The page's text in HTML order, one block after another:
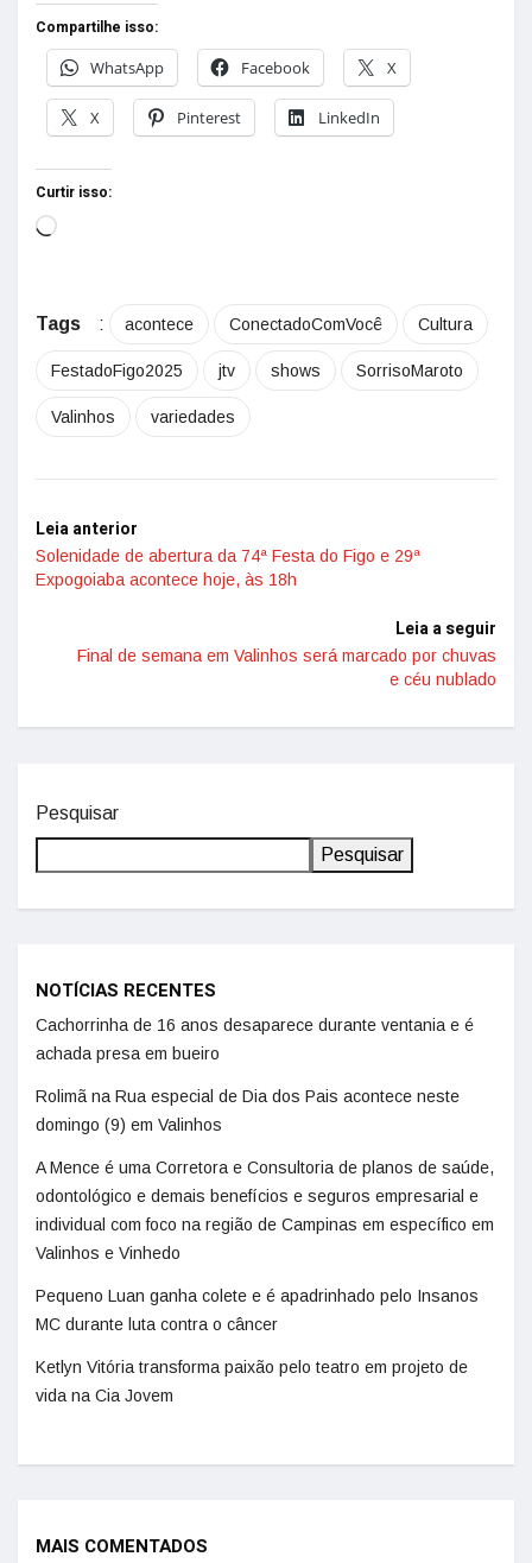
Compartilhe isso:
WhatsApp
Facebook X
X Pinterest LinkedIn
Curtir isso:
Tags : acontece ConectadoComVocê Cultura
FestadoFigo2025 jtv shows SorrisoMaroto
Valinhos variedades
Leia anterior
Solenidade de abertura da 74ª Festa do Figo e 29ª
Expogoiaba acontece hoje, às 18h
Leia a seguir
Final de semana em Valinhos será marcado por chuvas
e céu nublado
Pesquisar
Pesquisar
NOTÍCIAS RECENTES
Cachorrinha de 16 anos desaparece durante ventania e é
achada presa em bueiro
Rolimã na Rua especial de Dia dos Pais acontece neste
domingo (9) em Valinhos
A Mence é uma Corretora e Consultoria de planos de saúde,
odontológico e demais benefícios e seguros empresarial e
individual com foco na região de Campinas em específico em
Valinhos e Vinhedo
Pequeno Luan ganha colete e é apadrinhado pelo Insanos
MC durante luta contra o câncer
Ketlyn Vitória transforma paixão pelo teatro em projeto de
vida na Cia Jovem
MAIS COMENTADOS